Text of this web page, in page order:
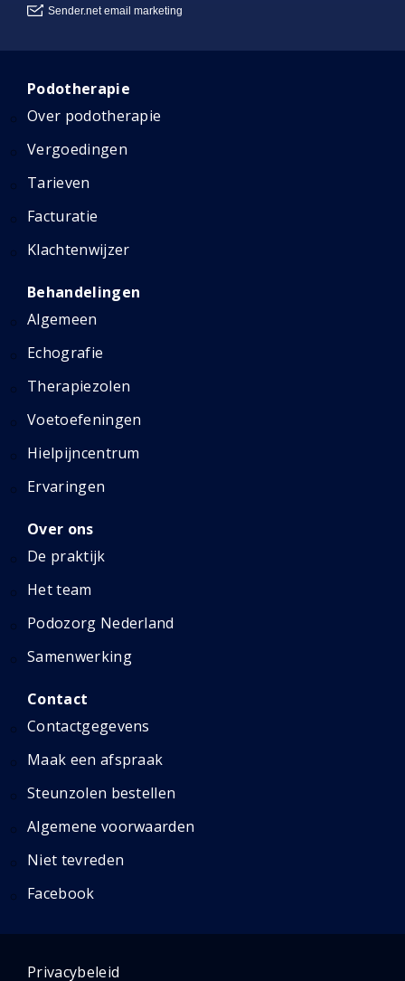
Podotherapie
Over podotherapie
Vergoedingen
Tarieven
Facturatie
Klachtenwijzer
Behandelingen
Algemeen
Echografie
Therapiezolen
Voetoefeningen
Hielpijncentrum
Ervaringen
Over ons
De praktijk
Het team
Podozorg Nederland
Samenwerking
Contact
Contactgegevens
Maak een afspraak
Steunzolen bestellen
Algemene voorwaarden
Niet tevreden
Facebook
Privacybeleid